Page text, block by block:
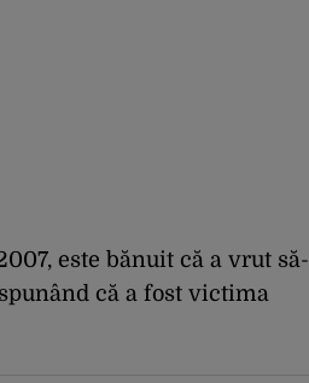
este bănuit că a vrut să-
că a fost victima